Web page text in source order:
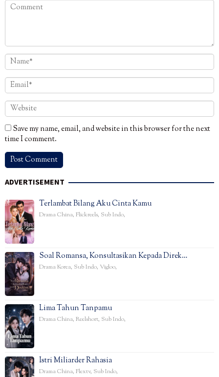
Save my name, email, and website in this browser for the next
time I comment.
ADVERTISEMENT
Terlambat Bilang Aku Cinta Kamu
Drama China, Flickreels, Sub Indo,
Soal Romansa, Konsultasikan Kepada Direk…
Drama Korea, Sub Indo, Vigloo,
Lima Tahun Tanpamu
Drama China, Reelshort, Sub Indo,
Istri Miliarder Rahasia
Drama China, Flextv, Sub Indo,